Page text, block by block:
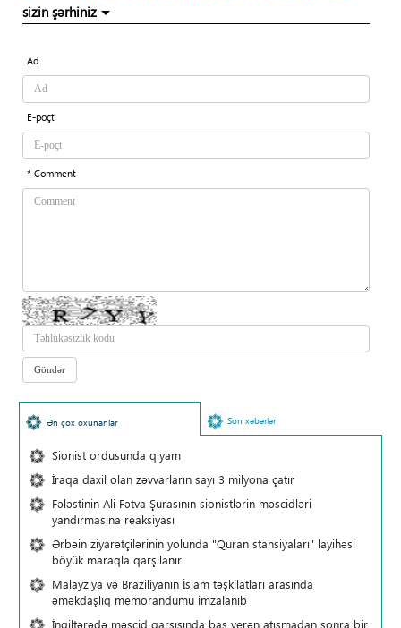
sizin şərhiniz
Ad
E-poçt
* Comment
Ən çox oxunanlar Son xəbərlər
Sionist ordusunda qiyam
İraqa daxil olan zəvvarların sayı 3 milyona çatır
Fələstinin Ali Fətva Şurasının sionistlərin məscidləri
yandırmasına reaksiyası
Ərbəin ziyarətçilərinin yolunda "Quran stansiyaları" layihəsi
böyük maraqla qarşılanır
Malayziya və Braziliyanın İslam təşkilatları arasında
əməkdaşlıq memorandumu imzalanıb
İngiltərədə məscid qarşısında baş verən atışmadan sonra bir